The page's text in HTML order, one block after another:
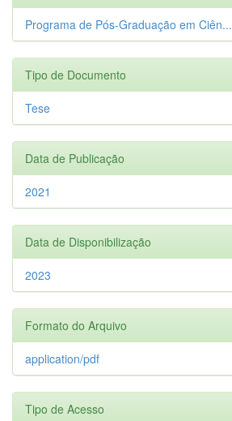
Programa de Pós-Graduação em Ciên...
Tipo de Documento
Tese
Data de Publicação
2021
Data de Disponibilização
2023
Formato do Arquivo
application/pdf
Tipo de Acesso